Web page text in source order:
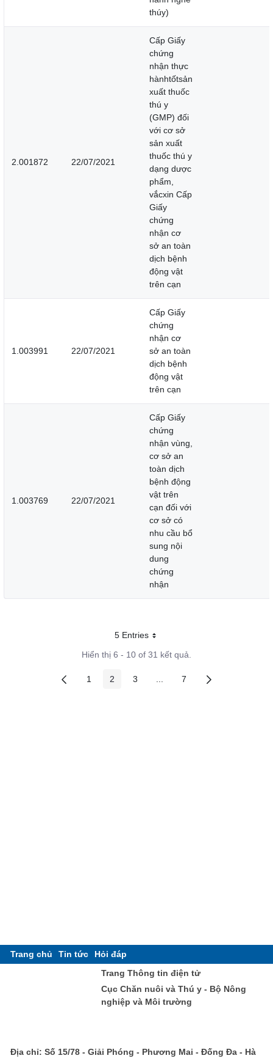
thúy)
2.001872 22/07/2021
Cấp Giấy
chứng
nhận thực
hànhtốtsản
xuất thuốc
thú y
(GMP) đối
với cơ sở
sản xuất
thuốc thú y
dạng dược
phẩm,
vắcxin Cấp
Giấy
chứng
nhận cơ
sở an toàn
dịch bệnh
động vật
trên cạn
1.003991 22/07/2021
Cấp Giấy
chứng
nhận cơ
sở an toàn
dịch bệnh
động vật
trên cạn
1.003769 22/07/2021
Cấp Giấy
chứng
nhận vùng,
cơ sở an
toàn dịch
bệnh động
vật trên
cạn đối với
cơ sở có
nhu cầu bổ
sung nội
dung
chứng
nhận
5 EntriesMỗi trang
Hiển thị 6 - 10 of 31 kết quả.
Các trang trên cổng
1 Các trang trên cổng
2 Các trang trên cổng
3 Các trang trung gian
Các trang trên cổng
7
Trang chủ Tin tức
Hỏi đáp
Trang Thông tin điện tử
Cục Chăn nuôi và Thú y - Bộ Nông
nghiệp và Môi trường
Địa chỉ: Số 15/78 - Giải Phóng - Phương Mai - Đống Đa - Hà